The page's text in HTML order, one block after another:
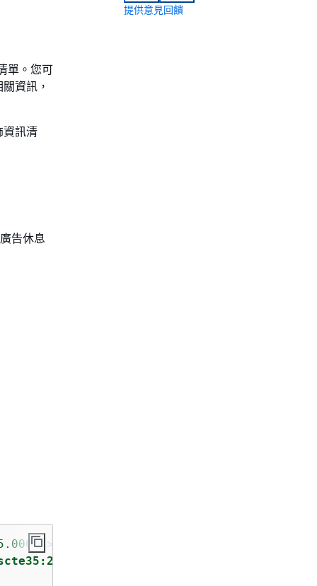
單。您可
資訊，
資訊清
告休息
提供意見回饋